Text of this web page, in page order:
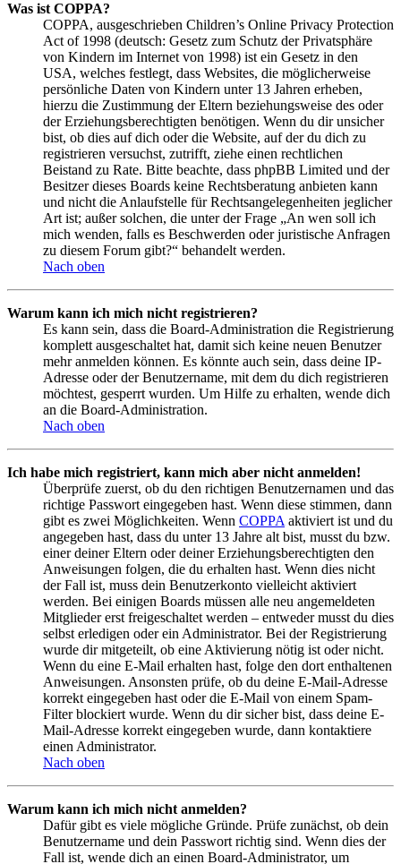
Was ist COPPA?
COPPA, ausgeschrieben Children’s Online Privacy Protection
Act of 1998 (deutsch: Gesetz zum Schutz der Privatsphäre
von Kindern im Internet von 1998) ist ein Gesetz in den
USA, welches festlegt, dass Websites, die möglicherweise
persönliche Daten von Kindern unter 13 Jahren erheben,
hierzu die Zustimmung der Eltern beziehungsweise des oder
der Erziehungsberechtigten benötigen. Wenn du dir unsicher
bist, ob dies auf dich oder die Website, auf der du dich zu
registrieren versuchst, zutrifft, ziehe einen rechtlichen
Beistand zu Rate. Bitte beachte, dass phpBB Limited und der
Besitzer dieses Boards keine Rechtsberatung anbieten kann
und nicht die Anlaufstelle für Rechtsangelegenheiten jeglicher
Art ist; außer solchen, die unter der Frage „An wen soll ich
mich wenden, falls es Beschwerden oder juristische Anfragen
zu diesem Forum gibt?“ behandelt werden.
Nach oben
Warum kann ich mich nicht registrieren?
Es kann sein, dass die Board-Administration die Registrierung
komplett ausgeschaltet hat, damit sich keine neuen Benutzer
mehr anmelden können. Es könnte auch sein, dass deine IP-
Adresse oder der Benutzername, mit dem du dich registrieren
möchtest, gesperrt wurden. Um Hilfe zu erhalten, wende dich
an die Board-Administration.
Nach oben
Ich habe mich registriert, kann mich aber nicht anmelden!
Überprüfe zuerst, ob du den richtigen Benutzernamen und das
richtige Passwort eingegeben hast. Wenn diese stimmen, dann
gibt es zwei Möglichkeiten. Wenn COPPA aktiviert ist und du
angegeben hast, dass du unter 13 Jahre alt bist, musst du bzw.
einer deiner Eltern oder deiner Erziehungsberechtigten den
Anweisungen folgen, die du erhalten hast. Wenn dies nicht
der Fall ist, muss dein Benutzerkonto vielleicht aktiviert
werden. Bei einigen Boards müssen alle neu angemeldeten
Mitglieder erst freigeschaltet werden – entweder musst du dies
selbst erledigen oder ein Administrator. Bei der Registrierung
wurde dir mitgeteilt, ob eine Aktivierung nötig ist oder nicht.
Wenn du eine E-Mail erhalten hast, folge den dort enthaltenen
Anweisungen. Ansonsten prüfe, ob du deine E-Mail-Adresse
korrekt eingegeben hast oder die E-Mail von einem Spam-
Filter blockiert wurde. Wenn du dir sicher bist, dass deine E-
Mail-Adresse korrekt eingegeben wurde, dann kontaktiere
einen Administrator.
Nach oben
Warum kann ich mich nicht anmelden?
Dafür gibt es viele mögliche Gründe. Prüfe zunächst, ob dein
Benutzername und dein Passwort richtig sind. Wenn dies der
Fall ist, wende dich an einen Board-Administrator, um